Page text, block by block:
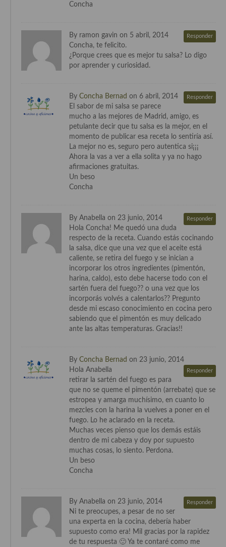
Concha
By ramon gavin on 5 abril, 2014 Responder
Concha, te felicito.
¿Porque crees que es mejor tu salsa? Lo digo
por aprender y curiosidad.
By Concha Bernad on 6 abril, 2014 Responder
El sabor de mi salsa se parece
mucho a las mejores de Madrid, amigo, es
petulante decir que tu salsa es la mejor, en el
momento de publicar esa receta lo sentiría así.
La mejor no es, seguro pero autentica si¡¡¡
Ahora la vas a ver a ella solita y ya no hago
afirmaciones gratuitas.
Un beso
Concha
By Anabella on 23 junio, 2014 Responder
Hola Concha! Me quedó una duda
respecto de la receta. Cuando estás cocinando
la salsa, dice que una vez que el aceite está
caliente, se retira del fuego y se inician a
incorporar los otros ingredientes (pimentón,
harina, caldo), esto debe hacerse todo con el
sartén fuera del fuego?? o una vez que los
incorporás volvés a calentarlos?? Pregunto
desde mi escaso conocimiento en cocina pero
sabiendo que el pimentón es muy delicado
ante las altas temperaturas. Gracias!!
By Concha Bernad on 23 junio, 2014
Responder
Hola Anabella
retirar la sartén del fuego es para
que no se queme el pimentón (arrebate) que se
estropea y amarga muchísimo, en cuanto lo
mezcles con la harina la vuelves a poner en el
fuego. Lo he aclarado en la receta.
Muchas veces pienso que los demás estáis
dentro de mi cabeza y doy por supuesto
muchas cosas, lo siento. Perdona.
Un beso
Concha
By Anabella on 23 junio, 2014 Responder
Ni te preocupes, a pesar de no ser
una experta en la cocina, debería haber
supuesto como era! Mil gracias por la rapidez
de tu respuesta 🙂 Ya te contaré como me